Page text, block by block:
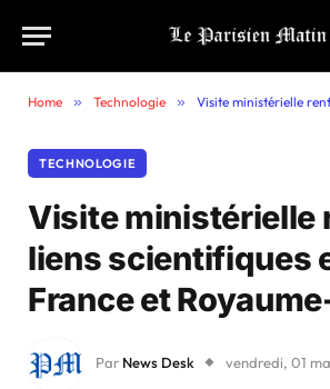
Home » Technologie » Visite ministérielle renforce liens
TECHNOLOGIE
Visite ministérielle
liens scientifiques
France et
Par News Desk vendredi, 01